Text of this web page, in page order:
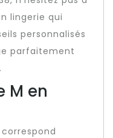
lingerie qui
personnalisés
parfaitement
M en